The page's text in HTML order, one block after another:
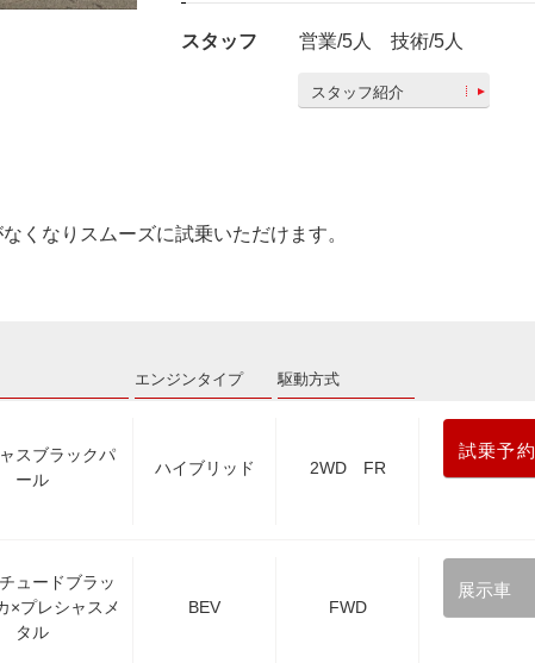
スタッフ 営業/5人 技術/5人
スタッフ紹介
くなりスムーズに試乗いただけます。
エンジンタイプ 駆動方式
スブラックパ
ール
ハイブリッド 2WD FR
試乗予約
ュードブラッ
×プレシャスメ
タル
BEV FWD
展示車